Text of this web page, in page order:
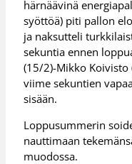
härnäävinä
syöttöä) piti pallon
ja naksutteli
sekuntia ennen
(15/2)-Mikko
viime sekuntien
sisään.
Loppusummerin
nauttimaan
muodossa.